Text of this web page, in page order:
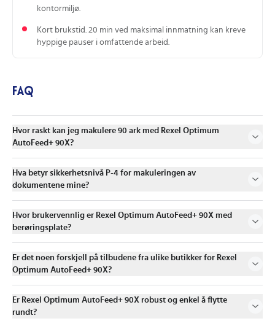
kontormiljø.
Kort brukstid. 20 min ved maksimal innmatning kan kreve
hyppige pauser i omfattende arbeid.
FAQ
Hvor raskt kan jeg makulere 90 ark med Rexel Optimum
AutoFeed+ 90X?
Hva betyr sikkerhetsnivå P-4 for makuleringen av
dokumentene mine?
Hvor brukervennlig er Rexel Optimum AutoFeed+ 90X med
berøringsplate?
Er det noen forskjell på tilbudene fra ulike butikker for Rexel
Optimum AutoFeed+ 90X?
Er Rexel Optimum AutoFeed+ 90X robust og enkel å flytte
rundt?